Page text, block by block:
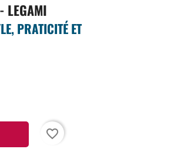
LEGAMI
PRATICITÉ ET
favorite_border